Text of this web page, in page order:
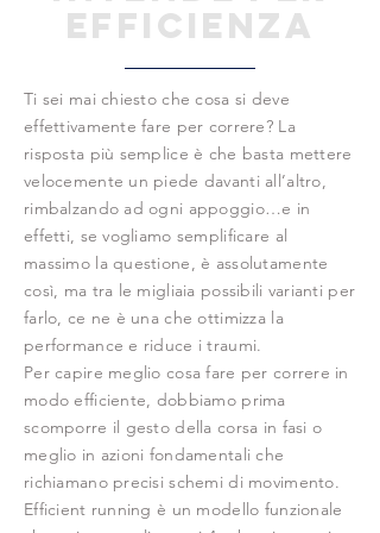
EFFICIENZA
Ti sei mai chiesto che cosa si deve
effettivamente fare per correre? La
risposta più semplice è che basta mettere
velocemente un piede davanti all’altro,
rimbalzando ad ogni appoggio…e in
effetti, se vogliamo semplificare al
massimo la questione, è assolutamente
così, ma tra le migliaia possibili varianti per
farlo, ce ne è una che ottimizza la
performance e riduce i traumi.
Per capire meglio cosa fare per correre in
modo efficiente, dobbiamo prima
scomporre il gesto della corsa in fasi o
meglio in azioni fondamentali che
richiamano precisi schemi di movimento.
Efficient running è un modello funzionale